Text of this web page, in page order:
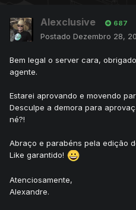
Alexclusive 687
Postado Dezembro 28,
Bem legal o server cara,
agente.
Estarei aprovando e movendo
Desculpe a demora para
né?!
Abraço e parabéns pela edição
Like garantido!
Atenciosamente,
Alexandre.